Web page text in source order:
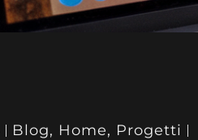
Blog, Home, Progetti